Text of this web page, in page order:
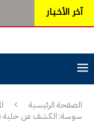
آخر الأخـبـار
الصفحة الرئيسية
سوسة: الكشف عن خلية